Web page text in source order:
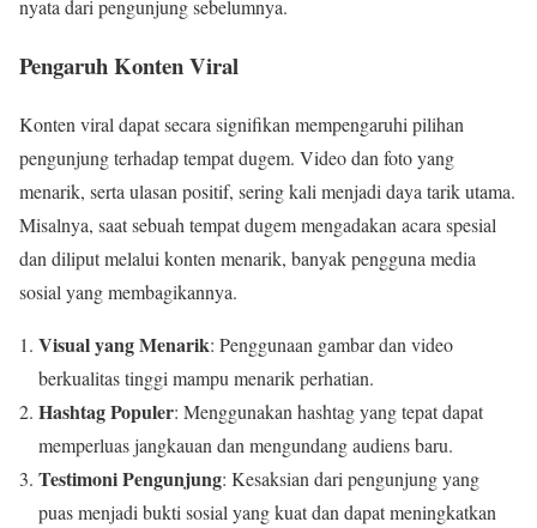
nyata dari pengunjung sebelumnya.
Pengaruh Konten Viral
Konten viral dapat secara signifikan mempengaruhi pilihan
pengunjung terhadap tempat dugem. Video dan foto yang
menarik, serta ulasan positif, sering kali menjadi daya tarik utama.
Misalnya, saat sebuah tempat dugem mengadakan acara spesial
dan diliput melalui konten menarik, banyak pengguna media
sosial yang membagikannya.
Visual yang Menarik: Penggunaan gambar dan video
berkualitas tinggi mampu menarik perhatian.
Hashtag Populer: Menggunakan hashtag yang tepat dapat
memperluas jangkauan dan mengundang audiens baru.
Testimoni Pengunjung: Kesaksian dari pengunjung yang
puas menjadi bukti sosial yang kuat dan dapat meningkatkan